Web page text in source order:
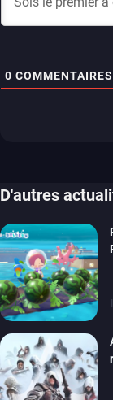
0 COMMENTAIRES
D'autres